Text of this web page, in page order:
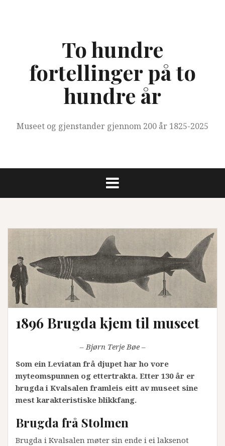
To hundre
fortellinger på to
hundre år
Museet og gjenstander gjennom 200 år 1825-2025
1896 Brugda kjem til museet
– Bjørn Terje Bøe –
Som ein Leviatan frå djupet har ho vore
myteomspunnen og ettertrakta. Etter 130 år er
brugda i Kvalsalen framleis eitt av museet sine
mest karakteristiske blikkfang.
Brugda frå Stolmen
Brugda i Kvalsalen møter sin ende i ei laksenot